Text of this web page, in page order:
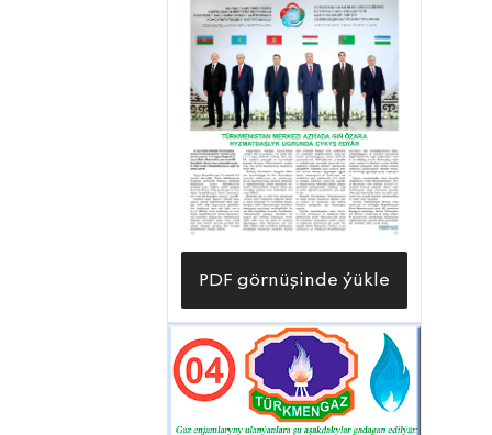
PDF görnüşinde ýükle